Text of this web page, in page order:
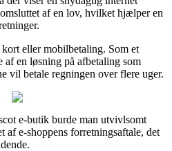
af en lov, hvilket hjælper en
eller mobilbetaling. Som et
af en løsning på afbetaling som
vil betale regningen over flere uger.
e-butik burde man utvivlsomt
af e-shoppens forretningsaftale, det